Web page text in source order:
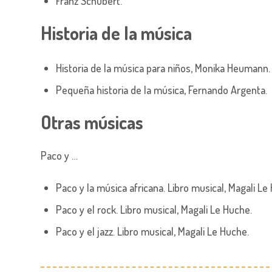
Historia de la música
Historia de la música para niños, Monika Heumann.
Pequeña historia de la música, Fernando Argenta.
Otras músicas
Paco y …
Paco y la música africana. Libro musical, Magali Le
Paco y el rock. Libro musical, Magali Le Huche.
Paco y el jazz. Libro musical, Magali Le Huche.